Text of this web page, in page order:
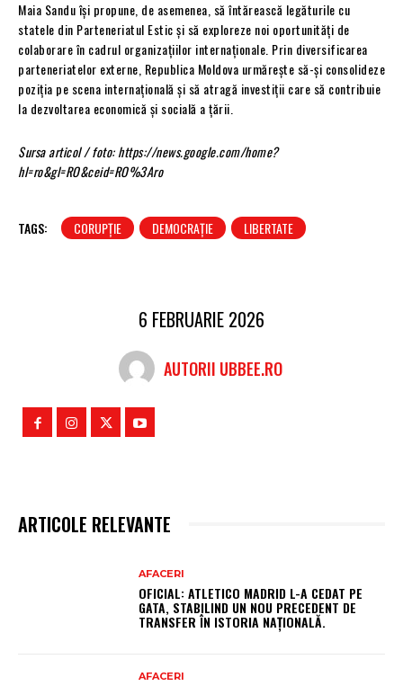
Maia Sandu își propune, de asemenea, să întărească legăturile cu
statele din Parteneriatul Estic și să exploreze noi oportunități de
colaborare în cadrul organizațiilor internaționale. Prin diversificarea
parteneriatelor externe, Republica Moldova urmărește să-și consolideze
poziția pe scena internațională și să atragă investiții care să contribuie
la dezvoltarea economică și socială a țării.
Sursa articol / foto: https://news.google.com/home?
hl=ro&gl=RO&ceid=RO%3Aro
TAGS: CORUPȚIE DEMOCRAȚIE LIBERTATE
6 FEBRUARIE 2026
AUTORII UBBEE.RO
ARTICOLE RELEVANTE
AFACERI
OFICIAL: ATLETICO MADRID L-A CEDAT PE
GATA, STABILIND UN NOU PRECEDENT DE
TRANSFER ÎN ISTORIA NAȚIONALĂ.
AFACERI